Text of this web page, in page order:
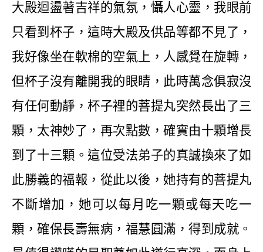
大殿迴盪著吉祥的氣氛，懾人心靈，我眼前
只看到杯子，這時大殿及供品等都不見了，
我好像坐在軟棉的空氣上，人感覺在旋轉，
但杯子沒有離開我的眼睛，此時萬念俱寂沒
有任何動靜，杯子裡的菩提丸突然長出了三
顆，太神妙了，再次點數，確實由十顆增長
到了十三顆。這位受法弟子的真誠換來了如
此勝義的福報，從此以後，她持有的菩提丸
不斷增加，她可以每月吃一顆或每天吃一
顆，確保長壽無病，福慧圓滿，得到成就。